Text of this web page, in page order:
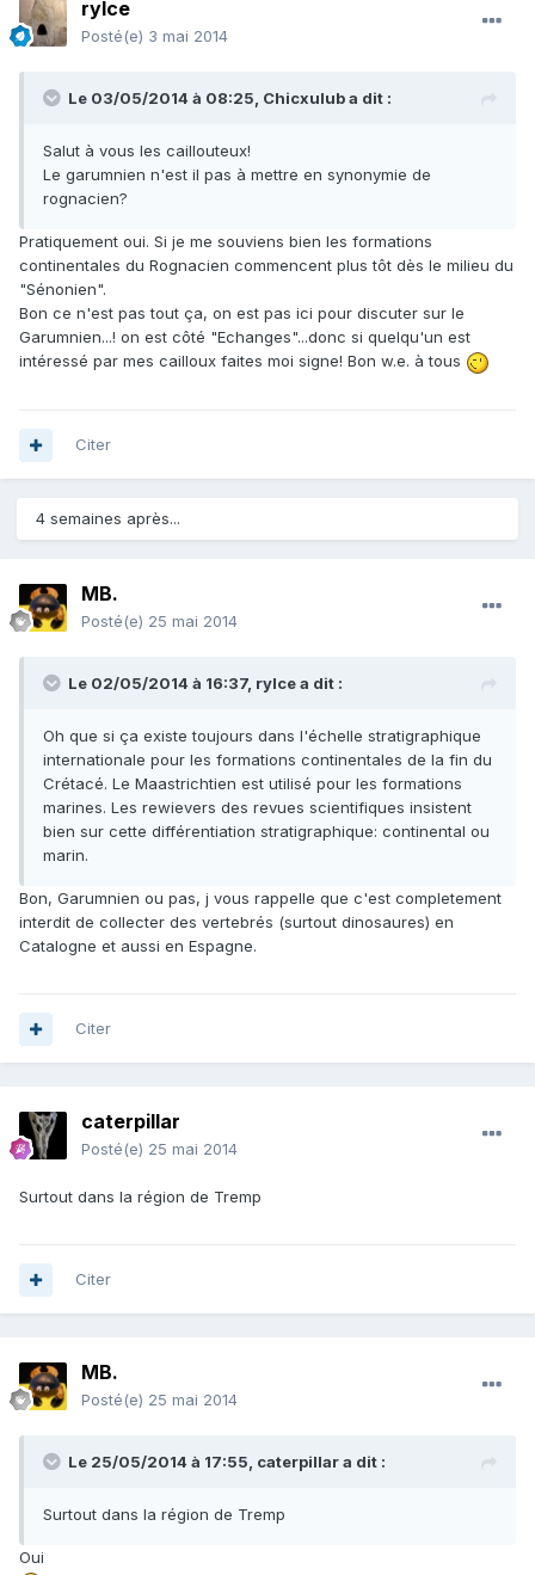
rylce
Posté(e) 3 mai 2014
Le 03/05/2014 à 08:25, Chicxulub a dit :
Salut à vous les caillouteux!
Le garumnien n'est il pas à mettre en synonymie de
rognacien?
Pratiquement oui. Si je me souviens bien les formations
continentales du Rognacien commencent plus tôt dès le milieu du
"Sénonien".
Bon ce n'est pas tout ça, on est pas ici pour discuter sur le
Garumnien...! on est côté "Echanges"...donc si quelqu'un est
intéressé par mes cailloux faites moi signe! Bon w.e. à tous
Citer
4 semaines après...
MB.
Posté(e) 25 mai 2014
Le 02/05/2014 à 16:37, rylce a dit :
Oh que si ça existe toujours dans l'échelle stratigraphique
internationale pour les formations continentales de la fin du
Crétacé. Le Maastrichtien est utilisé pour les formations
marines. Les rewievers des revues scientifiques insistent
bien sur cette différentiation stratigraphique: continental ou
marin.
Bon, Garumnien ou pas, j vous rappelle que c'est completement
interdit de collecter des vertebrés (surtout dinosaures) en
Catalogne et aussi en Espagne.
Citer
caterpillar
Posté(e) 25 mai 2014
Surtout dans la région de Tremp
Citer
MB.
Posté(e) 25 mai 2014
Le 25/05/2014 à 17:55, caterpillar a dit :
Surtout dans la région de Tremp
Oui